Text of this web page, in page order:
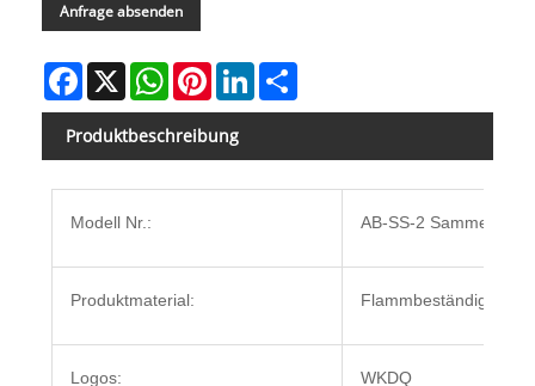
Anfrage absenden
Facebook
X WhatsAppPinterestLinkedIn
Produktbeschreibung
Modell Nr.: AB-SS-2
Produktmaterial: Flammbeständiges
Logos: WKDQ